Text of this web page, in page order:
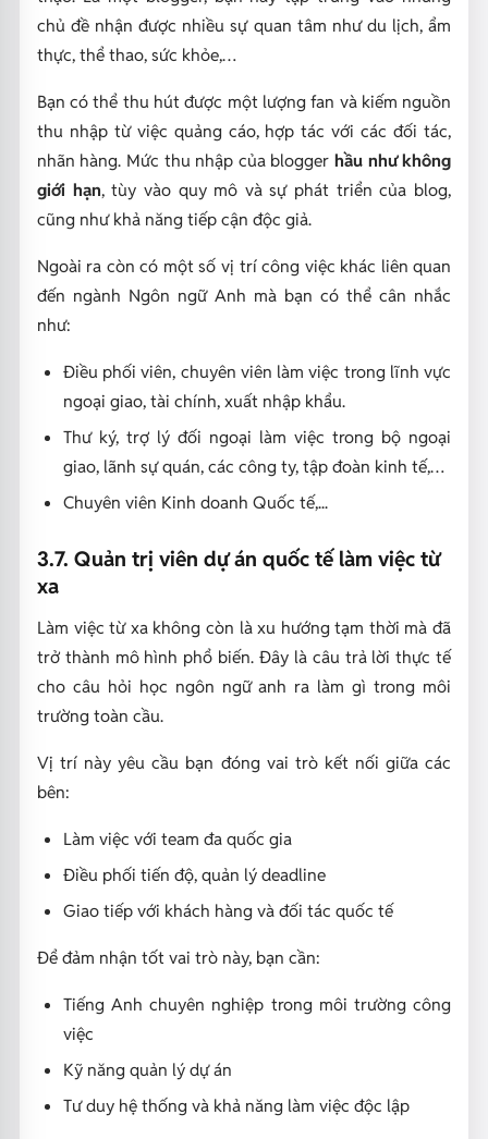
chủ đề nhận được nhiều sự quan tâm như du lịch, ẩm
thực, thể thao, sức khỏe,…
Bạn có thể thu hút được một lượng fan và kiếm nguồn
thu nhập từ việc quảng cáo, hợp tác với các đối tác,
nhãn hàng. Mức thu nhập của blogger hầu như không
giới hạn, tùy vào quy mô và sự phát triển của blog,
cũng như khả năng tiếp cận độc giả.
Ngoài ra còn có một số vị trí công việc khác liên quan
đến ngành Ngôn ngữ Anh mà bạn có thể cân nhắc
như:
Điều phối viên, chuyên viên làm việc trong lĩnh vực
ngoại giao, tài chính, xuất nhập khẩu.
Thư ký, trợ lý đối ngoại làm việc trong bộ ngoại
giao, lãnh sự quán, các công ty, tập đoàn kinh tế,…
Chuyên viên Kinh doanh Quốc tế,...
3.7. Quản trị viên dự án quốc tế làm việc từ
xa
Làm việc từ xa không còn là xu hướng tạm thời mà đã
trở thành mô hình phổ biến. Đây là câu trả lời thực tế
cho câu hỏi học ngôn ngữ anh ra làm gì trong môi
trường toàn cầu.
Vị trí này yêu cầu bạn đóng vai trò kết nối giữa các
bên:
Làm việc với team đa quốc gia
Điều phối tiến độ, quản lý deadline
Giao tiếp với khách hàng và đối tác quốc tế
Để đảm nhận tốt vai trò này, bạn cần:
Tiếng Anh chuyên nghiệp trong môi trường công
việc
Kỹ năng quản lý dự án
Tư duy hệ thống và khả năng làm việc độc lập